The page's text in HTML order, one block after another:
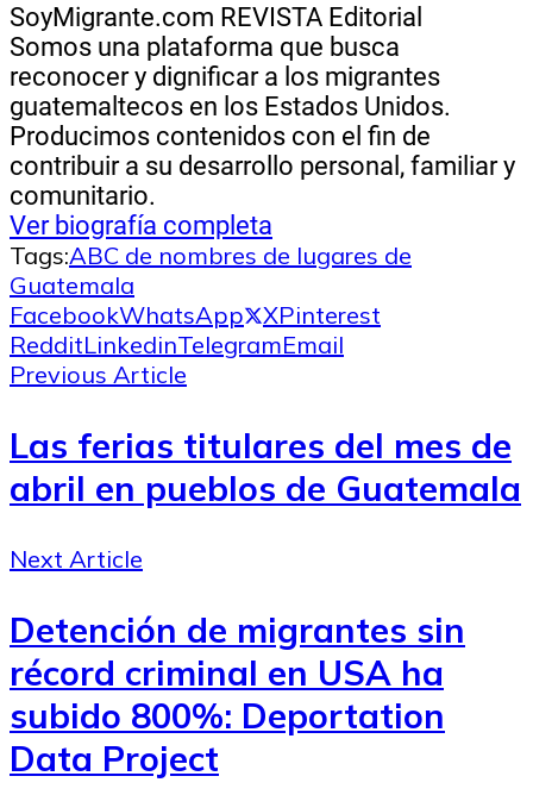
SoyMigrante.com REVISTA Editorial
Somos una plataforma que busca
reconocer y dignificar a los migrantes
guatemaltecos en los Estados Unidos.
Producimos contenidos con el fin de
contribuir a su desarrollo personal, familiar y
comunitario.
Ver biografía completa
Tags:ABC de nombres de lugares de
Guatemala
FacebookWhatsApp XPinterest
RedditLinkedinTelegramEmail
Previous Article
Las ferias titulares del mes de
abril en pueblos de Guatemala
Next Article
Detención de migrantes sin
récord criminal en USA ha
subido 800%: Deportation
Data Project